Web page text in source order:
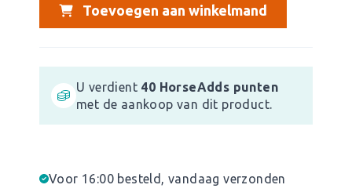
Toevoegen aan winkelmand
U verdient 40 HorseAdds punten
met de aankoop van dit product.
Voor 16:00 besteld, vandaag verzonden